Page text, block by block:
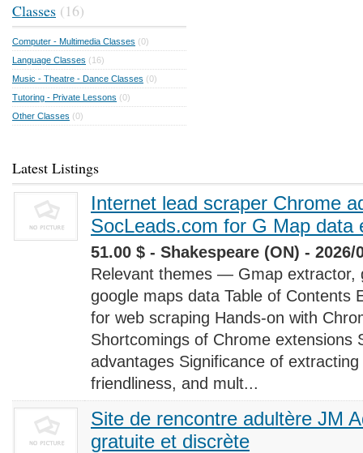
Classes (16)
Computer - Multimedia Classes (0)
Language Classes (16)
Music - Theatre - Dance Classes (0)
Tutoring - Private Lessons (0)
Other Classes (0)
Latest Listings
Internet lead scraper Chrome
SocLeads.com for G Map data
51.00 $ - Shakespeare (ON) - 2026/
Relevant themes — Gmap extractor,
google maps data Table of Contents
for web scraping Hands-on with
Shortcomings of Chrome extensions
advantages Significance of
friendliness, and mult...
Site de rencontre adultère JM
gratuite et discrète